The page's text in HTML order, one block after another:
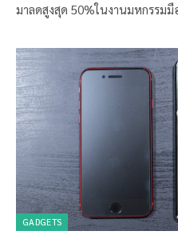
มาลดสูงสุด 50%ในงานมหกรรมมื
GADGETS